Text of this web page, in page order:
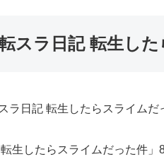
スラ日記 転生し
ラ日記 転生したらスライム
転生したらスライムだった件